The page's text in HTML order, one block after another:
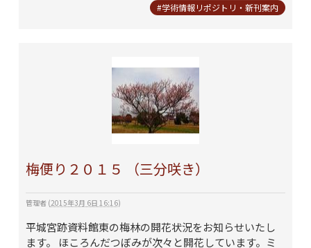
#学術情報リポジトリ・新刊案内
梅便り２０１５ （三分咲き）
管理者(2015年3月 6日 16:16)
平城宮跡資料館東の梅林の開花状況をお知らせいたし
ます。 ほころんだつぼみが次々と開花しています。ミ